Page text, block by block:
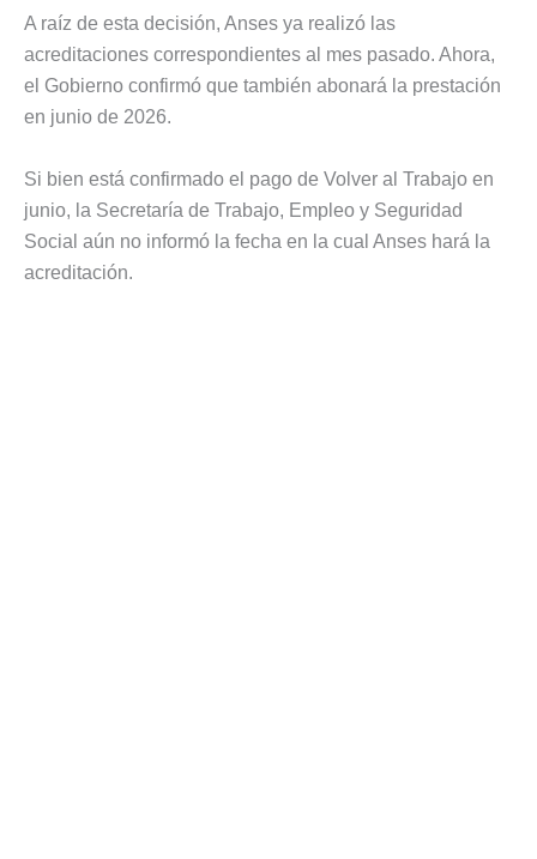
A raíz de esta decisión, Anses ya realizó las
acreditaciones correspondientes al mes pasado. Ahora,
el Gobierno confirmó que también abonará la prestación
en junio de 2026.
Si bien está confirmado el pago de Volver al Trabajo en
junio, la Secretaría de Trabajo, Empleo y Seguridad
Social aún no informó la fecha en la cual Anses hará la
acreditación.